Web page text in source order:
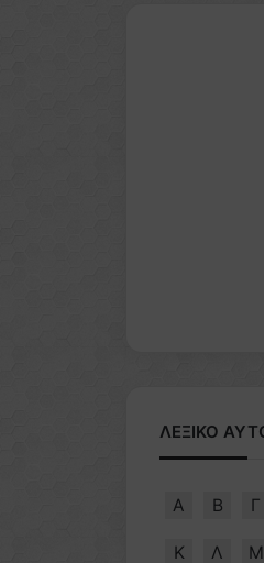
ΛΕΞΙΚΟ
Α Β Γ
Κ Λ Μ